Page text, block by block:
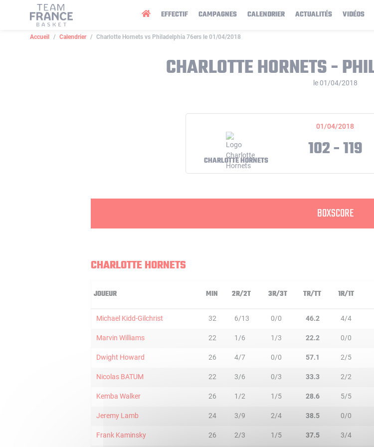
EFFECTIF CAMPAGNES CALENDRIER ACTUALITÉS VIDÉOS
Accueil Calendrier Charlotte Hornets vs Philadelphia 76ers le 01/04/2018
CHARLOTTE HORNETS -
le 01/04/2018
01/04/2018
CHARLOTTE HORNETS 102 - 119
BOXSCORE
CHARLOTTE HORNETS
JOUEUR MIN 2R/2T 3R/3T TR/TT 1R/1T
Michael Kidd-Gilchrist 32 6/13 0/0 46.2 4/4
Marvin Williams 22 1/6 1/3 22.2 0/0
Dwight Howard 26 4/7 0/0 57.1 2/5
Nicolas BATUM 22 3/6 0/3 33.3 2/2
Kemba Walker 26 1/2 1/5 28.6 5/5
Jeremy Lamb 24 3/9 2/4 38.5 0/0
Frank Kaminsky 26 2/3 1/5 37.5 3/4
Panneau de gestion des cookies